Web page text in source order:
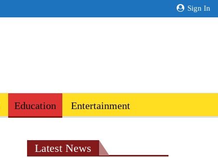
Sign In
Education Entertainment
Latest News